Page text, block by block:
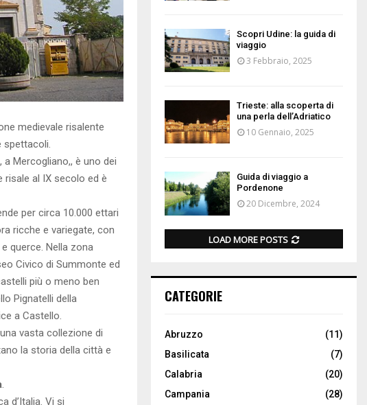
medievale risalente
spettacoli.
Mercogliano,, è uno dei
risale al IX secolo ed è
per circa 10.000 ettari
ricche e variegate, con
querce. Nella zona
Civico di Summonte ed
più o meno ben
Pignatelli della
a Castello.
vasta collezione di
la storia della città e
.
d’Italia. Vi si
Scopri Udine: la guida di
viaggio
3 Febbraio, 2025
Trieste: alla scoperta di
una perla dell’Adriatico
10 Gennaio, 2025
Guida di viaggio a
Pordenone
20 Dicembre, 2024
LOAD MORE POSTS
CATEGORIE
Abruzzo
(11)
Basilicata
(7)
Calabria
(20)
Campania
(28)